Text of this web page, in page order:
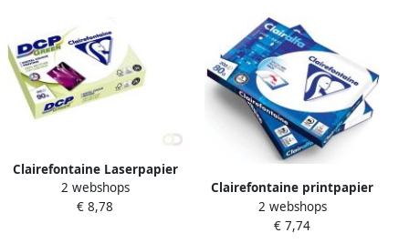
Clairefontaine Laserpapier
DCP Green A4 90gr wit 500
vel
2 webshops
€ 8,78
Clairefontaine printpapier
ft A4 80 g pak van 200 vel
doos van 7 pakken
2 webshops
€ 7,74